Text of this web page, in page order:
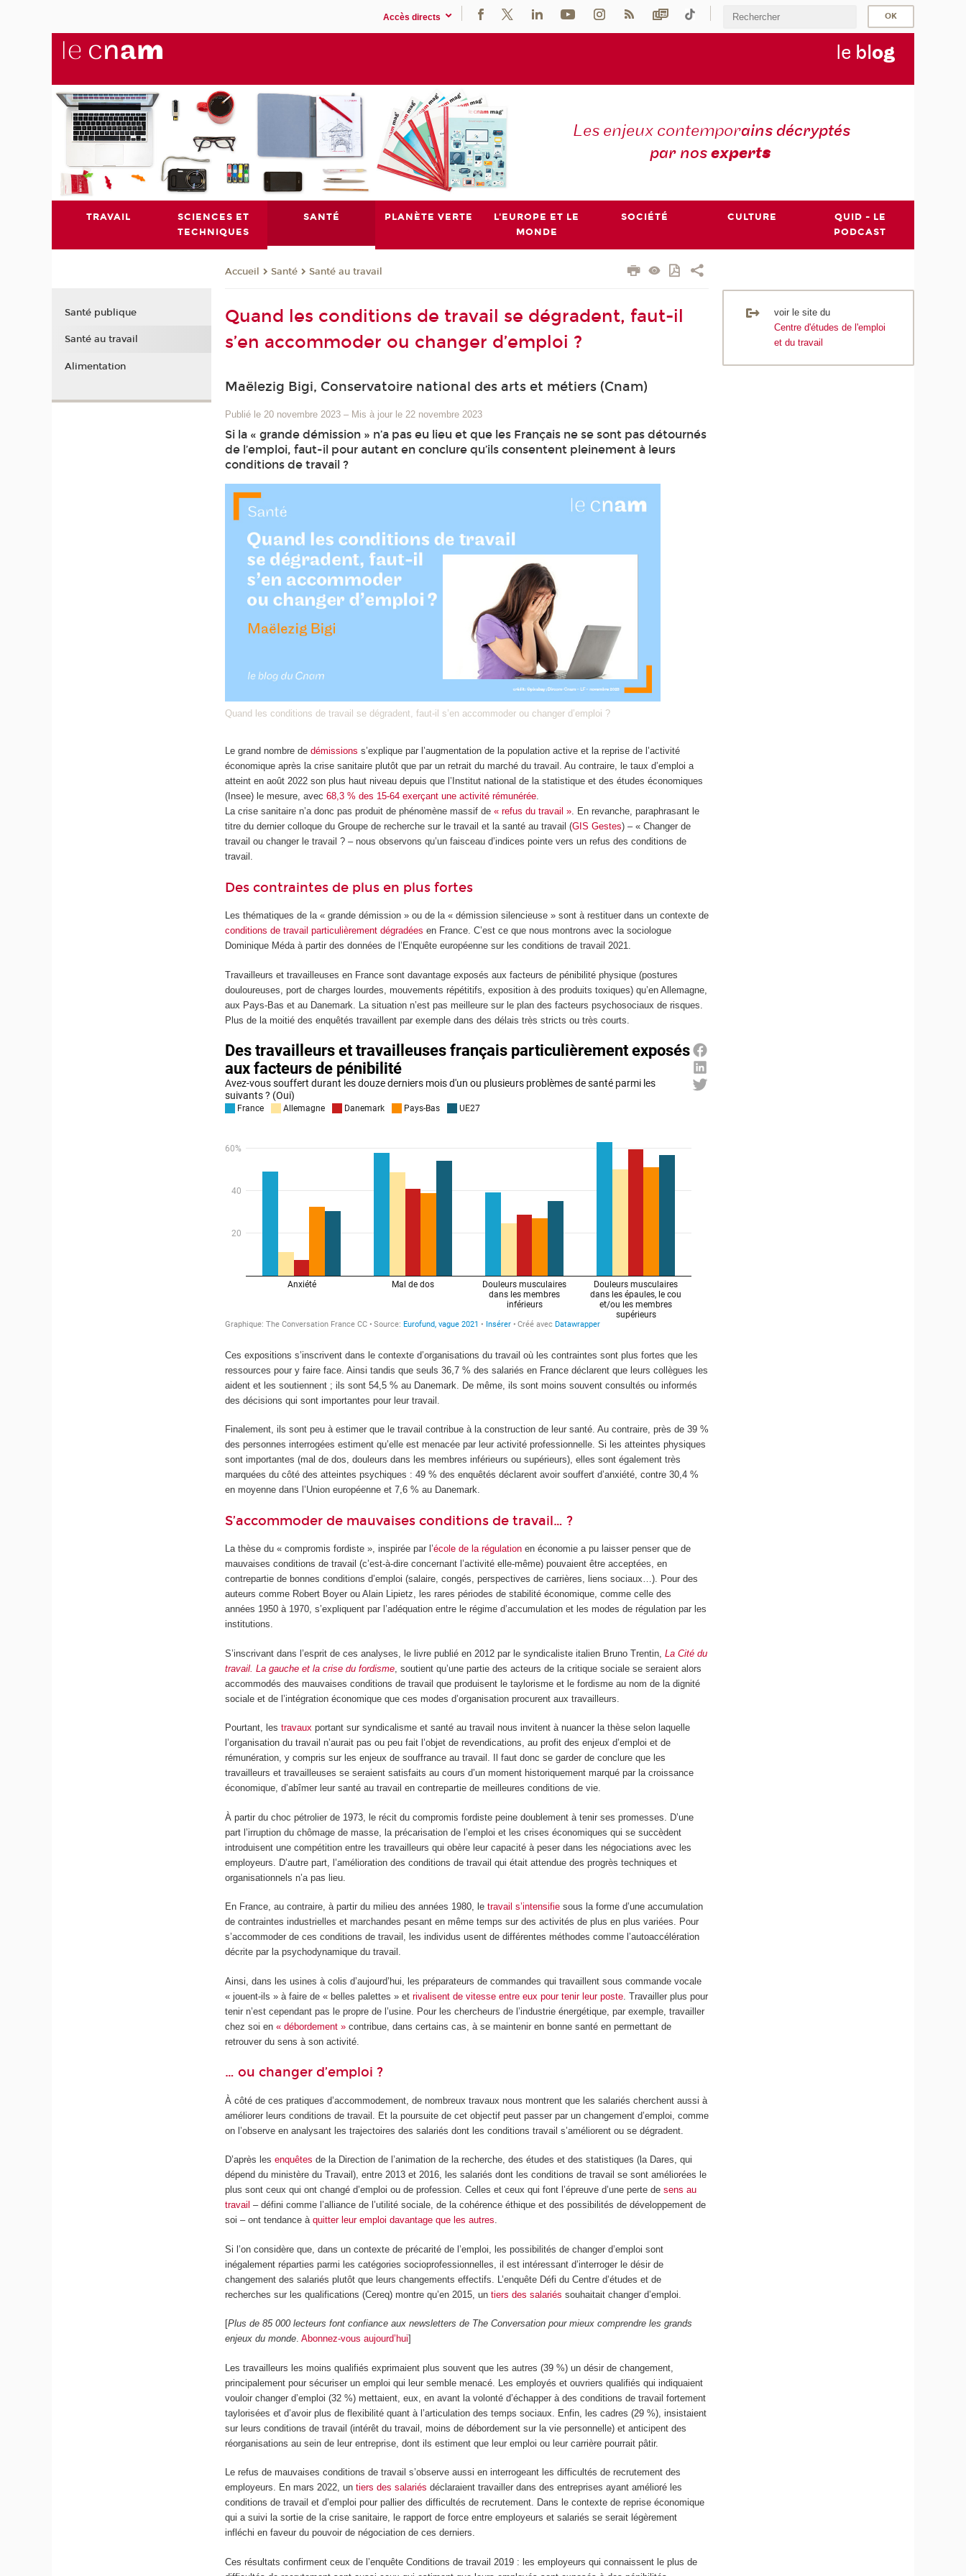
Accès directs
le blog
Les enjeux contemporains décryptés
par nosexperts
TRAVAIL
SCIENCES ET
TECHNIQUES
SANTÉ PLANÈTE VERTE
L'EUROPE ET LE
MONDE
SOCIÉTÉ CULTURE
QUID - LE
PODCAST
Accueil Santé Santé au travail
Quand les conditions de travail se dégradent, faut-il
s’en accommoder ou changer d’emploi ?
Maëlezig Bigi, Conservatoire national des arts et métiers (Cnam)
Publié le 20 novembre 2023 – Mis à jour le 22 novembre 2023
Si la « grande démission » n’a pas eu lieu et que les Français ne se sont pas détournés
de l’emploi, faut-il pour autant en conclure qu’ils consentent pleinement à leurs
conditions de travail ?
Quand les conditions de travail se dégradent, faut-il s’en accommoder ou changer d’emploi ?
Le grand nombre dedémissions s’explique par l’augmentation de la population active et la reprise de l’activité
économique après la crise sanitaire plutôt que par un retrait du marché du travail. Au contraire, le taux d’emploi a
atteint en août 2022 son plus haut niveau depuis que l’Institut national de la statistique et des études économiques
(Insee) le mesure, avec68,3 % des 15-64 exerçant une activité rémunérée.
La crise sanitaire n’a donc pas produit de phénomène massif de« refus du travail ». En revanche, paraphrasant le
titre du dernier colloque du Groupe de recherche sur le travail et la santé au travail (GIS Gestes) – « Changer de
travail ou changer le travail ? – nous observons qu’un faisceau d’indices pointe vers un refus des conditions de
travail.
Des contraintes de plus en plus fortes
Les thématiques de la « grande démission » ou de la « démission silencieuse » sont à restituer dans un contexte de
conditions de travail particulièrement dégradées en France. C’est ce que nous montrons avec la sociologue
Dominique Méda à partir des données de l’Enquête européenne sur les conditions de travail 2021.
Travailleurs et travailleuses en France sont davantage exposés aux facteurs de pénibilité physique (postures
douloureuses, port de charges lourdes, mouvements répétitifs, exposition à des produits toxiques) qu’en Allemagne,
aux Pays-Bas et au Danemark. La situation n’est pas meilleure sur le plan des facteurs psychosociaux de risques.
Plus de la moitié des enquêtés travaillent par exemple dans des délais très stricts ou très courts.
Ces expositions s’inscrivent dans le contexte d’organisations du travail où les contraintes sont plus fortes que les
ressources pour y faire face. Ainsi tandis que seuls 36,7 % des salariés en France déclarent que leurs collègues les
aident et les soutiennent ; ils sont 54,5 % au Danemark. De même, ils sont moins souvent consultés ou informés
des décisions qui sont importantes pour leur travail.
Finalement, ils sont peu à estimer que le travail contribue à la construction de leur santé. Au contraire, près de 39 %
des personnes interrogées estiment qu’elle est menacée par leur activité professionnelle. Si les atteintes physiques
sont importantes (mal de dos, douleurs dans les membres inférieurs ou supérieurs), elles sont également très
marquées du côté des atteintes psychiques : 49 % des enquêtés déclarent avoir souffert d’anxiété, contre 30,4 %
en moyenne dans l’Union européenne et 7,6 % au Danemark.
S’accommoder de mauvaises conditions de travail… ?
La thèse du « compromis fordiste », inspirée par l’école de la régulation en économie a pu laisser penser que de
mauvaises conditions de travail (c’est-à-dire concernant l’activité elle-même) pouvaient être acceptées, en
contrepartie de bonnes conditions d’emploi (salaire, congés, perspectives de carrières, liens sociaux…). Pour des
auteurs comme Robert Boyer ou Alain Lipietz, les rares périodes de stabilité économique, comme celle des
années 1950 à 1970, s’expliquent par l’adéquation entre le régime d’accumulation et les modes de régulation par les
institutions.
S’inscrivant dans l’esprit de ces analyses, le livre publié en 2012 par le syndicaliste italien Bruno Trentin,La Cité du
travail. La gauche et la crise du fordisme , soutient qu’une partie des acteurs de la critique sociale se seraient alors
accommodés des mauvaises conditions de travail que produisent le taylorisme et le fordisme au nom de la dignité
sociale et de l’intégration économique que ces modes d’organisation procurent aux travailleurs.
Pourtant, lestravaux portant sur syndicalisme et santé au travail nous invitent à nuancer la thèse selon laquelle
l’organisation du travail n’aurait pas ou peu fait l’objet de revendications, au profit des enjeux d’emploi et de
rémunération, y compris sur les enjeux de souffrance au travail. Il faut donc se garder de conclure que les
travailleurs et travailleuses se seraient satisfaits au cours d’un moment historiquement marqué par la croissance
économique, d’abîmer leur santé au travail en contrepartie de meilleures conditions de vie.
À partir du choc pétrolier de 1973, le récit du compromis fordiste peine doublement à tenir ses promesses. D’une
part l’irruption du chômage de masse, la précarisation de l’emploi et les crises économiques qui se succèdent
introduisent une compétition entre les travailleurs qui obère leur capacité à peser dans les négociations avec les
employeurs. D’autre part, l’amélioration des conditions de travail qui était attendue des progrès techniques et
organisationnels n’a pas lieu.
En France, au contraire, à partir du milieu des années 1980, letravail s’intensifie sous la forme d’une accumulation
de contraintes industrielles et marchandes pesant en même temps sur des activités de plus en plus variées. Pour
s’accommoder de ces conditions de travail, les individus usent de différentes méthodes comme l’autoaccélération
décrite par la psychodynamique du travail.
Ainsi, dans les usines à colis d’aujourd’hui, les préparateurs de commandes qui travaillent sous commande vocale
« jouent-ils » à faire de « belles palettes » etrivalisent de vitesse entre eux pour tenir leur poste . Travailler plus pour
tenir n’est cependant pas le propre de l’usine. Pour les chercheurs de l’industrie énergétique, par exemple, travailler
chez soi en« débordement » contribue, dans certains cas, à se maintenir en bonne santé en permettant de
retrouver du sens à son activité.
… ou changer d’emploi ?
À côté de ces pratiques d’accommodement, de nombreux travaux nous montrent que les salariés cherchent aussi à
améliorer leurs conditions de travail. Et la poursuite de cet objectif peut passer par un changement d’emploi, comme
on l’observe en analysant les trajectoires des salariés dont les conditions travail s’améliorent ou se dégradent.
D’après lesenquêtes de la Direction de l’animation de la recherche, des études et des statistiques (la Dares, qui
dépend du ministère du Travail), entre 2013 et 2016, les salariés dont les conditions de travail se sont améliorées le
plus sont ceux qui ont changé d’emploi ou de profession. Celles et ceux qui font l’épreuve d’une perte desens au
travail – défini comme l’alliance de l’utilité sociale, de la cohérence éthique et des possibilités de développement de
soi – ont tendance àquitter leur emploi davantage que les autres.
Si l’on considère que, dans un contexte de précarité de l’emploi, les possibilités de changer d’emploi sont
inégalement réparties parmi les catégories socioprofessionnelles, il est intéressant d’interroger le désir de
changement des salariés plutôt que leurs changements effectifs. L’enquête Défi du Centre d’études et de
recherches sur les qualifications (Cereq) montre qu’en 2015, untiers des salariés souhaitait changer d’emploi.
[Plus de 85 000 lecteurs font confiance aux newsletters de The Conversation pour mieux comprendre les grands
enjeux du monde.Abonnez-vous aujourd’hui]
Les travailleurs les moins qualifiés exprimaient plus souvent que les autres (39 %) un désir de changement,
principalement pour sécuriser un emploi qui leur semble menacé. Les employés et ouvriers qualifiés qui indiquaient
vouloir changer d’emploi (32 %) mettaient, eux, en avant la volonté d’échapper à des conditions de travail fortement
taylorisées et d’avoir plus de flexibilité quant à l’articulation des temps sociaux. Enfin, les cadres (29 %), insistaient
sur leurs conditions de travail (intérêt du travail, moins de débordement sur la vie personnelle) et anticipent des
réorganisations au sein de leur entreprise, dont ils estiment que leur emploi ou leur carrière pourrait pâtir.
Le refus de mauvaises conditions de travail s’observe aussi en interrogeant les difficultés de recrutement des
employeurs. En mars 2022, untiers des salariés déclaraient travailler dans des entreprises ayant amélioré les
conditions de travail et d’emploi pour pallier des difficultés de recrutement. Dans le contexte de reprise économique
qui a suivi la sortie de la crise sanitaire, le rapport de force entre employeurs et salariés se serait légèrement
infléchi en faveur du pouvoir de négociation de ces derniers.
Ces résultats confirment ceux de l’enquête Conditions de travail 2019 : les employeurs qui connaissent le plus de
voir le site du
Centre d'études de l'emploi
et du travail
Santé publique
Santé au travail
Alimentation